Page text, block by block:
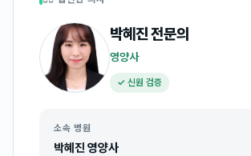
박혜진전문의
영양사
✓ 신원 검증
소속 병원
박혜진 영양사